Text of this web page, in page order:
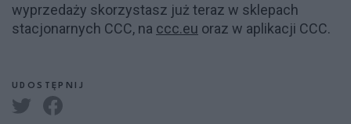
wyprzedaży skorzystasz już teraz w sklepach
stacjonarnych CCC, na ccc.eu oraz w aplikacji CCC.
UDOSTĘPNIJ